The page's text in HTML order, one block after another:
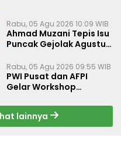
Makin Prima
Rabu, 05 Agu 2026 10:09 WIB
Ahmad Muzani Tepis Isu
Puncak Gejolak Agustus
Perkuat Persatuan
Rabu, 05 Agu 2026 09:55 WIB
PWI Pusat dan AFPI
Gelar Workshop
Inklusi Keuangan, dan
Perlindungan Publik
lainnya